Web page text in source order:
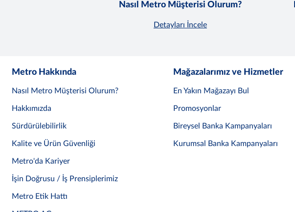
Nasıl Metro Müşterisi Olurum?
Detayları İncele
Metro Hakkında
Nasıl Metro Müşterisi Olurum?
Hakkımızda
Sürdürülebilirlik
Kalite ve Ürün Güvenliği
Metro'da Kariyer
İşin Doğrusu / İş Prensiplerimiz
Metro Etik Hattı
Mağazalarımız ve Hizmetler
En Yakın Mağazayı Bul
Promosyonlar
Bireysel Banka Kampanyaları
Kurumsal Banka Kampanyaları